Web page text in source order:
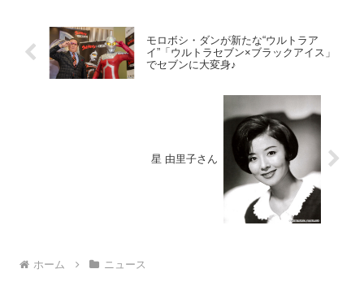
モロボシ・ダンが新たな“ウルトラア
イ”「ウルトラセブン×ブラックアイス」
でセブンに大変身♪
星 由里子さん
ホーム ニュース